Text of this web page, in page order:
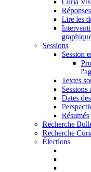
Curia
Lire les
Sessions
Session
Textes
Sessions
Dates
Résumés
Recherche
Recherche
Élections